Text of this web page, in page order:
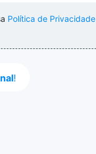
Política de Privacidade
!